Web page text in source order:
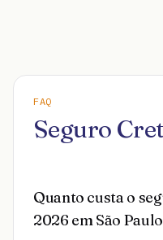
FAQ
Seguro
Quanto custa o
2026 em São